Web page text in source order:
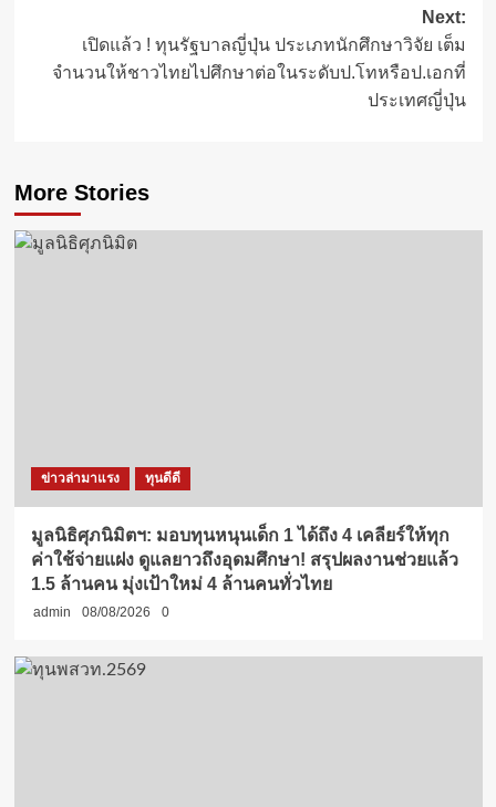
Next:
เปิดแล้ว ! ทุนรัฐบาลญี่ปุ่น ประเภทนักศึกษาวิจัย เต็ม
จำนวนให้ชาวไทยไปศึกษาต่อในระดับป.โทหรือป.เอกที่
ประเทศญี่ปุ่น
More Stories
ข่าวล่ามาแรง ทุนดีดี
มูลนิธิศุภนิมิตฯ: มอบทุนหนุนเด็ก 1 ได้ถึง 4 เคลียร์ให้ทุก
ค่าใช้จ่ายแฝง ดูแลยาวถึงอุดมศึกษา! สรุปผลงานช่วยแล้ว
1.5 ล้านคน มุ่งเป้าใหม่ 4 ล้านคนทั่วไทย
admin 08/08/2026 0